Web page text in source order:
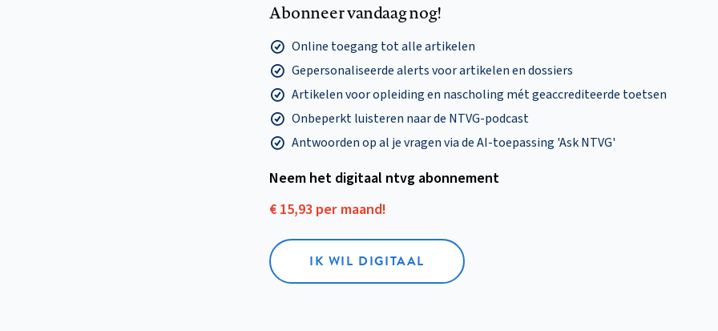
Abonneer vandaag nog!
Online toegang tot alle artikelen
Gepersonaliseerde alerts voor artikelen en dossiers
Artikelen voor opleiding en nascholing mét geaccrediteerde toetsen
Onbeperkt luisteren naar de NTVG-podcast
Antwoorden op al je vragen via de AI-toepassing 'Ask NTVG'
Neem het digitaal ntvg abonnement
€ 15,93 per maand!
IK WIL DIGITAAL